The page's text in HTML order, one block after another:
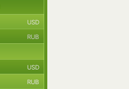
USD
RUB
USD
RUB